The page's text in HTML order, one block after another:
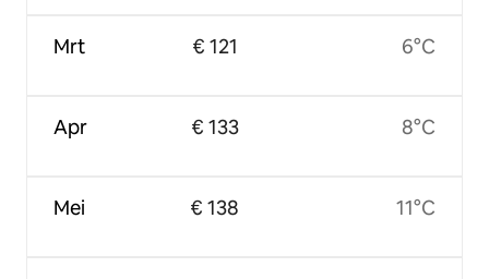
Mrt
Apr
Mei
€ 121
€ 133
€ 138
6°C
8°C
11°C